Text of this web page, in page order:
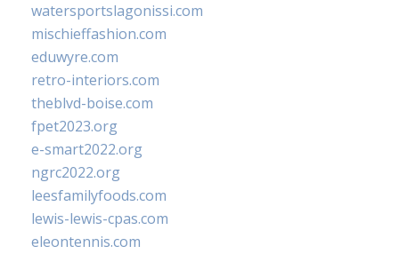
watersportslagonissi.com
mischieffashion.com
eduwyre.com
retro-interiors.com
theblvd-boise.com
fpet2023.org
e-smart2022.org
ngrc2022.org
leesfamilyfoods.com
lewis-lewis-cpas.com
eleontennis.com